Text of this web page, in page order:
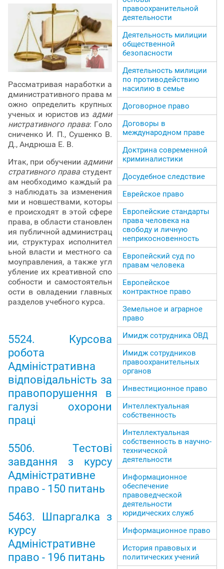
Рассматривая наработки а
дминистративного права м
ожно определить крупных
ученых и юристов из адми
нистративного права: Голо
сниченко И. П., Сушенко В.
Д., Андрюша Е. В.
Итак, при обучении админи
стративного права студент
ам необходимо каждый ра
з наблюдать за изменения
ми и новшествами, которы
е происходят в этой сфере
права, в области становлен
ия публичной администрац
ии, структурах исполнител
ьной власти и местного са
моуправления, а также угл
убление их креативной спо
собности и самостоятельн
ости в овладении главных
разделов учебного курса.
5524. Курсова
робота
Адміністративна
відповідальність за
правопорушення в
галузі охорони
праці
5506. Тестові
завдання з курсу
Адміністративне
право - 150 питань
5463. Шпаргалка з
курсу
Адміністративне
право - 196 питань
правоохранительной
деятельности
Деятельность милиции
общественной
безопасности
Деятельность милиции
по противодействию
насилию в семье
Договорное право
Договоры в
международном праве
Доктрина современной
криминалистики
Досудебное следствие
Еврейское право
Европейские стандарты
права человека на
свободу и личную
неприкосновенность
Европейский суд по
правам человека
Европейское
контрактное право
Земельное и аграрное
право
Имидж сотрудника ОВД
Имидж сотрудников
правоохранительных
органов
Инвестиционное право
Интеллектуальная
собственность
Интеллектуальная
собственность в научно-
технической
деятельности
Информационное
обеспечение
правоведческой
деятельности
юридических служб
Информационное право
История правовых и
политических учений